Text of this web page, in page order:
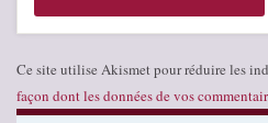
Ce site utilise Akismet pour réduire les
façon dont les données de vos